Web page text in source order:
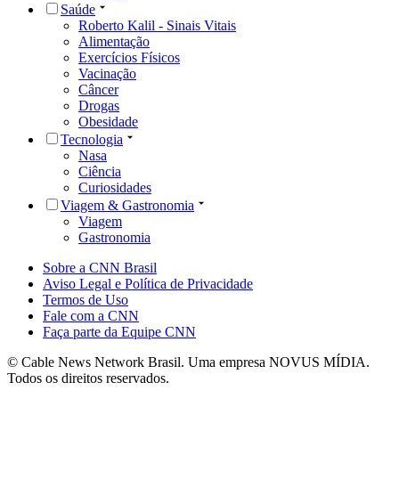
Saúde
Roberto Kalil - Sinais Vitais
Alimentação
Exercícios Físicos
Vacinação
Câncer
Drogas
Obesidade
Tecnologia
Nasa
Ciência
Curiosidades
Viagem & Gastronomia
Viagem
Gastronomia
Sobre a CNN Brasil
Aviso Legal e Política de Privacidade
Termos de Uso
Fale com a CNN
Faça parte da Equipe CNN
© Cable News Network Brasil. Uma empresa NOVUS MÍDIA.
Todos os direitos reservados.